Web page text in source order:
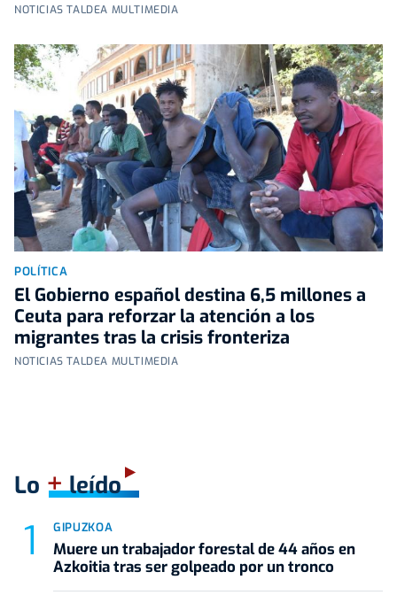
NOTICIAS TALDEA MULTIMEDIA
POLÍTICA
El Gobierno español destina 6,5 millones a
Ceuta para reforzar la atención a los
migrantes tras la crisis fronteriza
NOTICIAS TALDEA MULTIMEDIA
Lo +leído
GIPUZKOA
Muere un trabajador forestal de 44 años en
Azkoitia tras ser golpeado por un tronco